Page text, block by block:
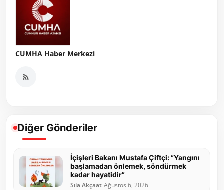
CUMHA Haber Merkezi
Diğer Gönderiler
İçişleri Bakanı Mustafa Çiftçi: “Yangını
başlamadan önlemek, söndürmek
kadar hayatidir”
Sıla Akçaat Ağustos 6, 2026